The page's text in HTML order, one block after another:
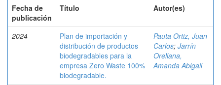
Fecha de
publicación
Título Autor(es)
2024
Plan de importación y
distribución de productos
biodegradables para la
empresa Zero Waste 100%
biodegradable.
Pauta Ortiz, Juan
Carlos; Jarrín
Orellana,
Amanda Abigail